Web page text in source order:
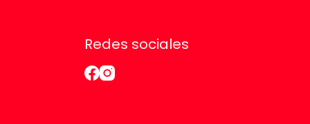
Redes sociales